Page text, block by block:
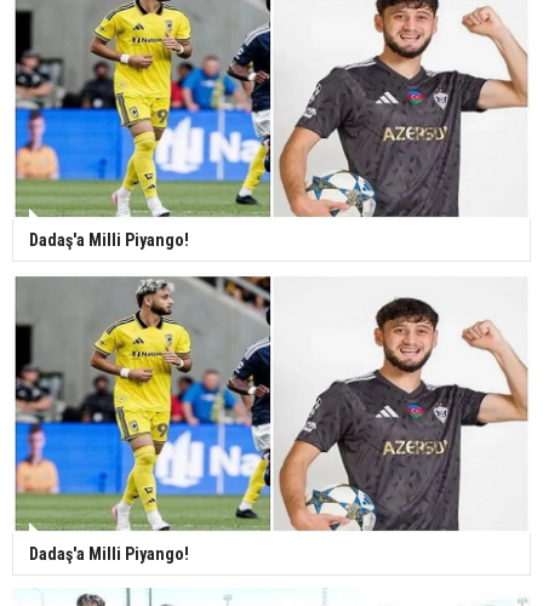
Dadaş'a Milli Piyango!
Dadaş'a Milli Piyango!